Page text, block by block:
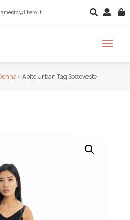
  
»Abito Urban Tag Sottoveste